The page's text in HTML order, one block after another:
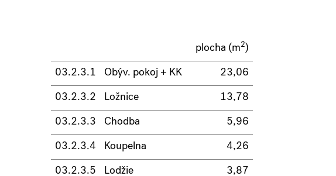
plocha (m2)
03.2.3.1 Obýv. pokoj + KK 23,06
03.2.3.2 Ložnice 13,78
03.2.3.3 Chodba 5,96
03.2.3.4 Koupelna 4,26
03.2.3.5 Lodžie 3,87